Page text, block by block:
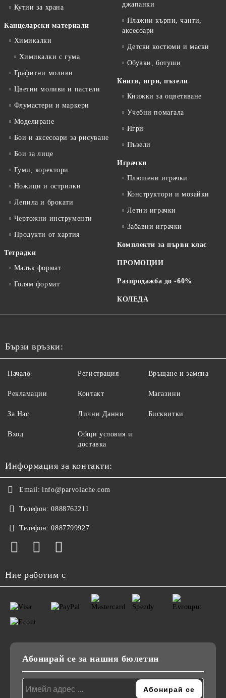
Кутии за храна
Канцеларски материали
Химикалки
Химикалки с гума
Графитни моливи
Цветни моливи и пастели
Флумастери и маркери
Моделиране
Бои и аксесоари за рисуване
Бои за лице
Гуми, коректори
Ножици и острилки
Лепила и брокати
Чертожни инструменти
Продукти от хартия
Тетрадки
Малък формат
Голям формат
джапанки
Плажни кърпи, чанти,
аксесоари
Детски костюми и маски
Обувки, ботуши
Книги, игри, пъзели
Книжки за оцветяване
Учебни помагала
Игри
Пъзели
Играчки
Плюшени играчки
Конструктори и мозайки
Летни играчки
Забавни играчки
Комплекти за първи клас
ПРОМОЦИИ
Разпродажба до -60%
КОЛЕДА
Бързи връзки:
Начало
Рекламации
За Нас
Вход
Регистрация
Контакт
Лични Данни
Общи условия и
доставка
Връщане и замяна
Магазини
Бисквитки
Информация за контакти:
Email: info@parvolache.com
Телефон: 0888762211
Телефон: 0887799927
Ние работим с
Абонирай се за нашия бюлетин